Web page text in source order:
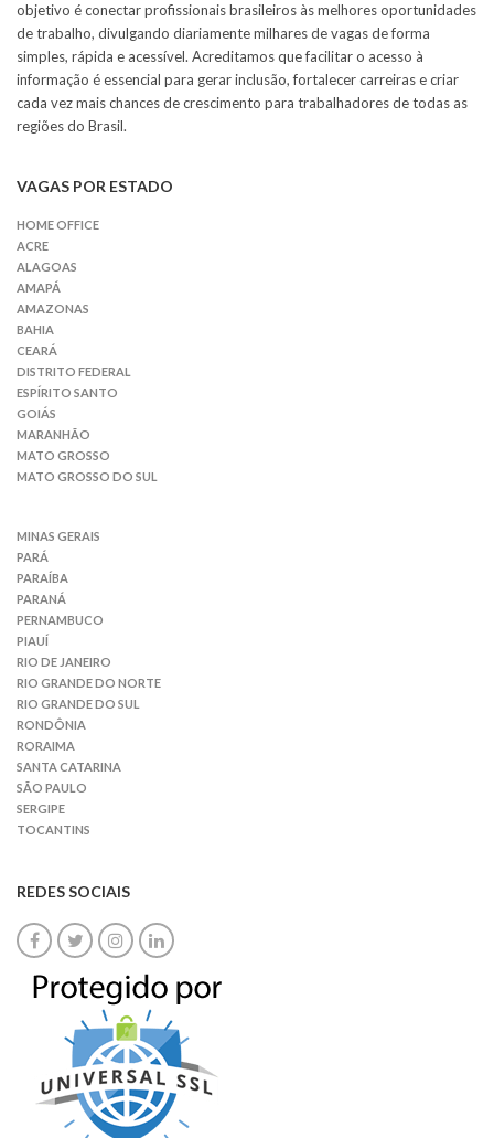
objetivo é conectar profissionais brasileiros às melhores oportunidades
de trabalho, divulgando diariamente milhares de vagas de forma
simples, rápida e acessível. Acreditamos que facilitar o acesso à
informação é essencial para gerar inclusão, fortalecer carreiras e criar
cada vez mais chances de crescimento para trabalhadores de todas as
regiões do Brasil.
VAGAS POR ESTADO
HOME OFFICE
ACRE
ALAGOAS
AMAPÁ
AMAZONAS
BAHIA
CEARÁ
DISTRITO FEDERAL
ESPÍRITO SANTO
GOIÁS
MARANHÃO
MATO GROSSO
MATO GROSSO DO SUL
MINAS GERAIS
PARÁ
PARAÍBA
PARANÁ
PERNAMBUCO
PIAUÍ
RIO DE JANEIRO
RIO GRANDE DO NORTE
RIO GRANDE DO SUL
RONDÔNIA
RORAIMA
SANTA CATARINA
SÃO PAULO
SERGIPE
TOCANTINS
REDES SOCIAIS